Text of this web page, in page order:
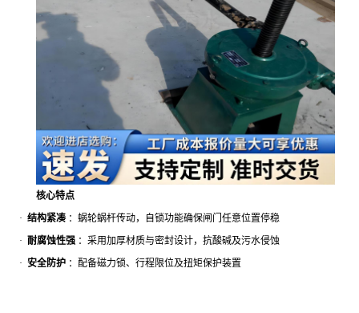
核心特点
·结构紧凑：蜗轮蜗杆传动，自锁功能确保闸门任意位置停稳
· 耐腐蚀性强 ：采用加厚材质与密封设计，抗酸碱及污水侵蚀
· 安全防护 ：配备磁力锁、行程限位及扭矩保护装置